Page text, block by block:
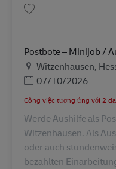
Postbote – Minijob /
Địa điểm
Witzenhausen,
Posted Date
07/10/2026
Công
Werde Aushilfe als
Witzenhausen. Als
oder auch
bezahlten